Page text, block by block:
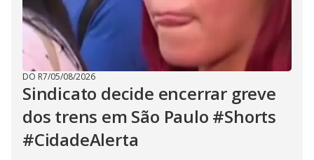
DO R7/05/08/2026
Sindicato decide encerrar greve
dos trens em São Paulo #Shorts
#CidadeAlerta